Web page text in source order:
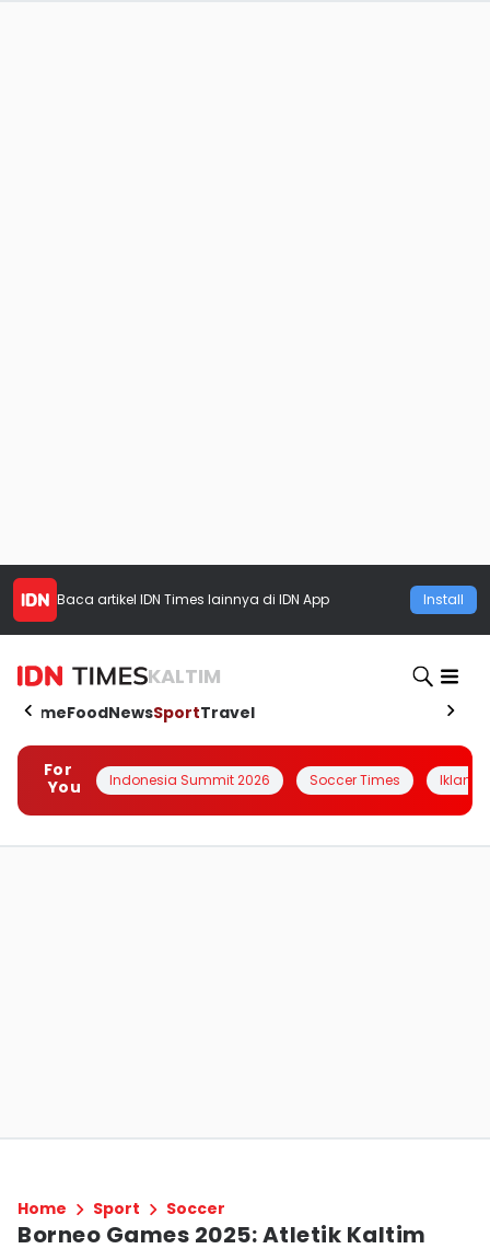
Baca artikel IDN Times lainnya di IDN App Install
KALTIM
HomeFoodNewsSportTravel
For
You
Indonesia Summit 2026 Soccer Times Iklanin
Home Sport Soccer
Borneo Games 2025: Atletik Kaltim